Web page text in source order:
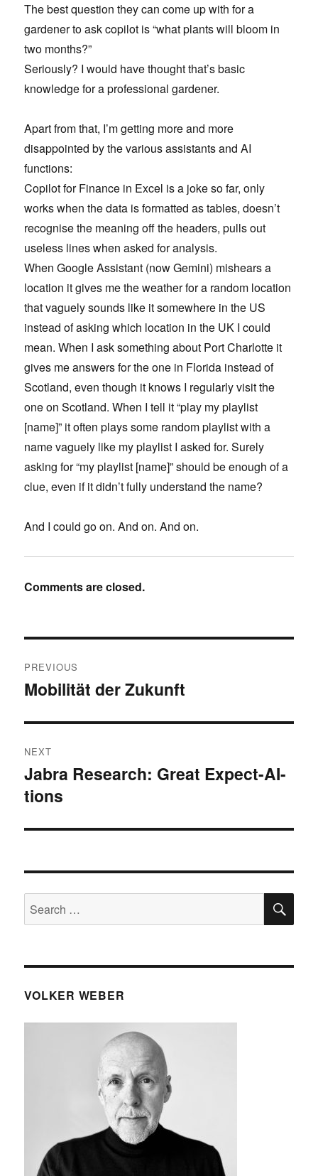
The best question they can come up with for a
gardener to ask copilot is “what plants will bloom in
two months?”
Seriously? I would have thought that’s basic
knowledge for a professional gardener.
Apart from that, I’m getting more and more
disappointed by the various assistants and AI
functions:
Copilot for Finance in Excel is a joke so far, only
works when the data is formatted as tables, doesn’t
recognise the meaning off the headers, pulls out
useless lines when asked for analysis.
When Google Assistant (now Gemini) mishears a
location it gives me the weather for a random location
that vaguely sounds like it somewhere in the US
instead of asking which location in the UK I could
mean. When I ask something about Port Charlotte it
gives me answers for the one in Florida instead of
Scotland, even though it knows I regularly visit the
one on Scotland. When I tell it “play my playlist
[name]” it often plays some random playlist with a
name vaguely like my playlist I asked for. Surely
asking for “my playlist [name]” should be enough of a
clue, even if it didn’t fully understand the name?
And I could go on. And on. And on.
Comments are closed.
navigation
PREVIOUS
Previous
Mobilität der Zukunft
NEXT
Next
post:
Jabra Research: Great Expect-AI-
tions
Search
for:
VOLKER WEBER